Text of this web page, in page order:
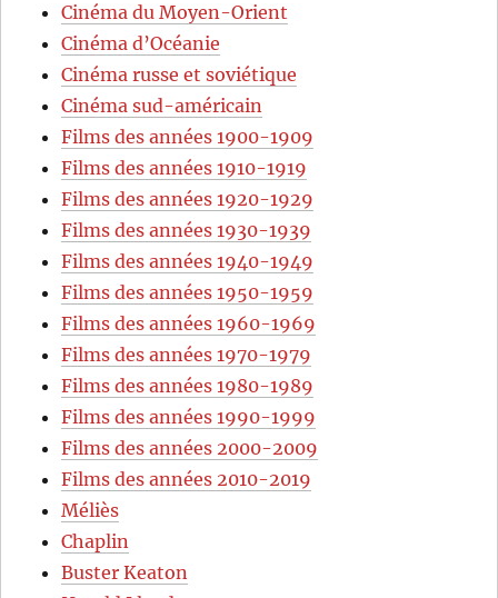
Cinéma du Moyen-Orient
Cinéma d’Océanie
Cinéma russe et soviétique
Cinéma sud-américain
Films des années 1900-1909
Films des années 1910-1919
Films des années 1920-1929
Films des années 1930-1939
Films des années 1940-1949
Films des années 1950-1959
Films des années 1960-1969
Films des années 1970-1979
Films des années 1980-1989
Films des années 1990-1999
Films des années 2000-2009
Films des années 2010-2019
Méliès
Chaplin
Buster Keaton